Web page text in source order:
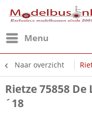
Menu
Naar overzicht
Rietze 75858
´18